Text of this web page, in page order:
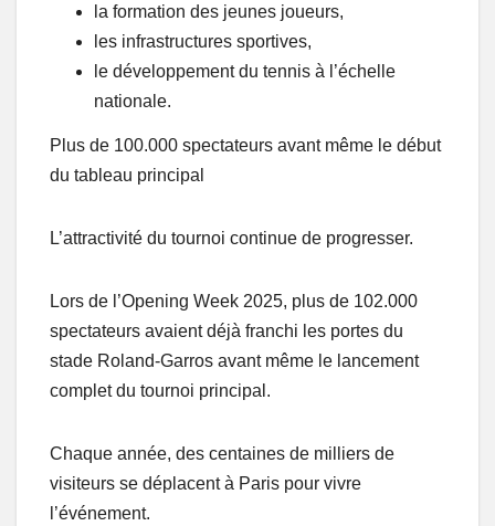
la formation des jeunes joueurs,
les infrastructures sportives,
le développement du tennis à l’échelle
nationale.
Plus de 100.000 spectateurs avant même le début
du tableau principal
L’attractivité du tournoi continue de progresser.
Lors de l’Opening Week 2025, plus de 102.000
spectateurs avaient déjà franchi les portes du
stade Roland-Garros avant même le lancement
complet du tournoi principal.
Chaque année, des centaines de milliers de
visiteurs se déplacent à Paris pour vivre
l’événement.